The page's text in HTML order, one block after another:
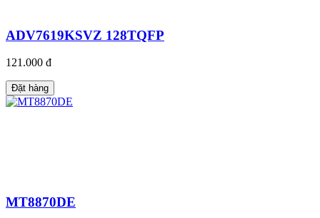
ADV7619KSVZ 128TQFP
121.000 đ
Đặt hàng
MT8870DE